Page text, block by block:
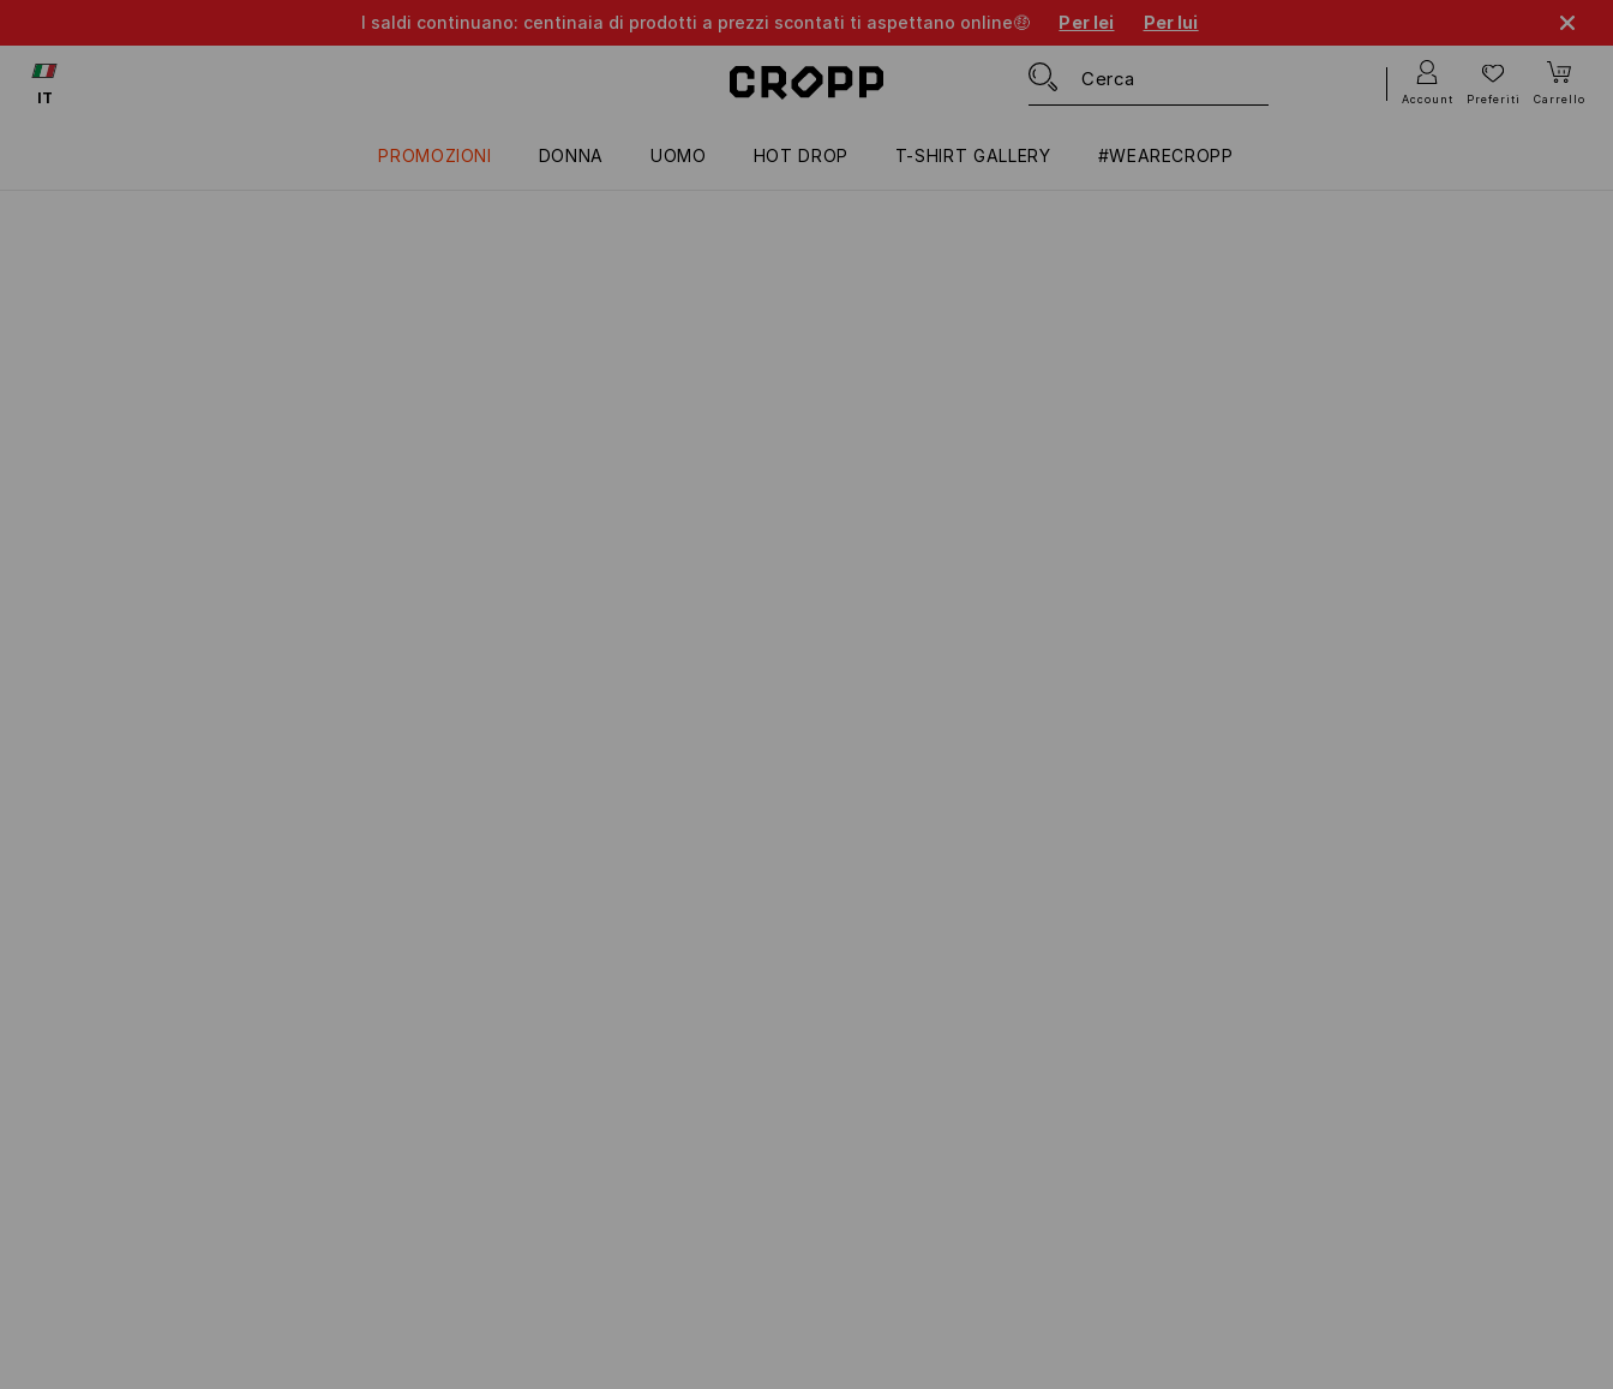
I saldi continuano: centinaia di prodotti a prezzi scontati ti aspettano online🤑 Per lei Per lui
PROMOZIONI DONNA UOMO HOT DROP T-SHIRT GALLERY #WEARECROPP
IT Account Preferiti Carrello